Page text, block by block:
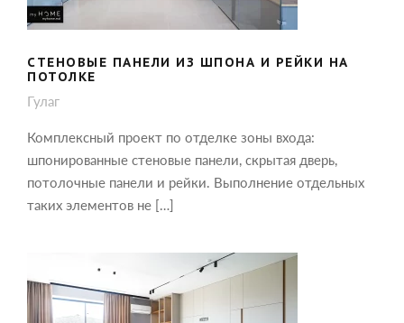
СТЕНОВЫЕ ПАНЕЛИ ИЗ ШПОНА И РЕЙКИ НА
ПОТОЛКЕ
Гулаг
Комплексный проект по отделке зоны входа:
шпонированные стеновые панели, скрытая дверь,
потолочные панели и рейки. Выполнение отдельных
таких элементов не […]